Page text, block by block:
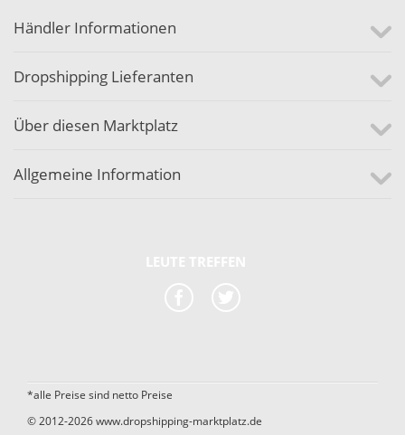
Händler Informationen
Dropshipping Lieferanten
Über diesen Marktplatz
Allgemeine Information
*alle Preise sind netto Preise
© 2012-2026 www.dropshipping-marktplatz.de